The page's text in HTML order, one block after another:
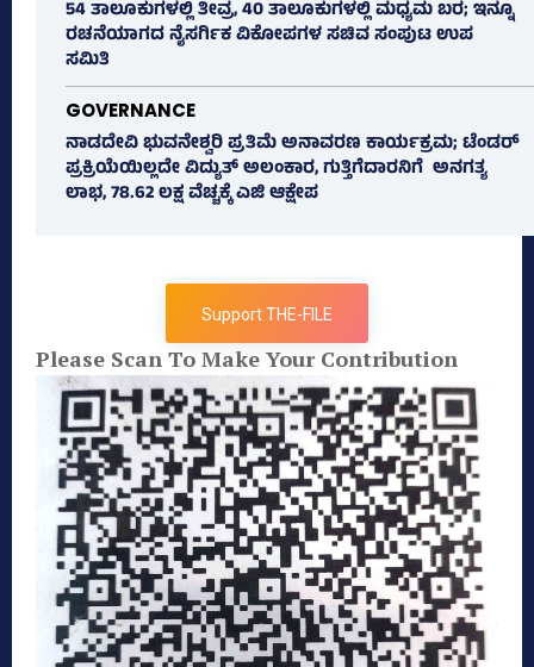
54 ತಾಲೂಕುಗಳಲ್ಲಿ ತೀವ್ರ, 40 ತಾಲೂಕುಗಳಲ್ಲಿ ಮಧ್ಯಮ ಬರ; ಇನ್ನೂ
ರಚನೆಯಾಗದ ನೈಸರ್ಗಿಕ ವಿಕೋಪಗಳ ಸಚಿವ ಸಂಪುಟ ಉಪ
ಸಮಿತಿ
GOVERNANCE
ನಾಡದೇವಿ ಭುವನೇಶ್ವರಿ ಪ್ರತಿಮೆ ಅನಾವರಣ ಕಾರ್ಯಕ್ರಮ; ಟೆಂಡರ್
ಪ್ರಕ್ರಿಯೆಯಿಲ್ಲದೇ ವಿದ್ಯುತ್‌ ಅಲಂಕಾರ, ಗುತ್ತಿಗೆದಾರನಿಗೆ ಅನಗತ್ಯ
ಲಾಭ, 78.62 ಲಕ್ಷ ವೆಚ್ಚಕ್ಕೆ ಎಜಿ ಆಕ್ಷೇಪ
Support THE-FILE
Please Scan To Make Your Contribution